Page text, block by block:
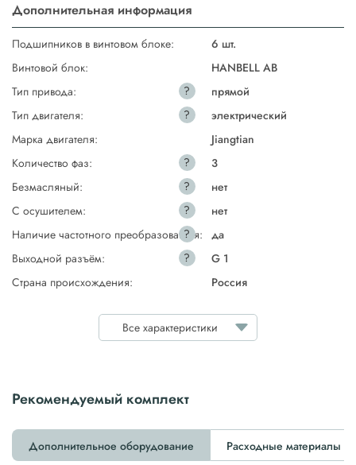
Дополнительная информация
Подшипников в винтовом блоке:
6 шт.
Винтовой блок:
HANBELL AB
Тип привода:
?
прямой
Тип двигателя:
?
электрический
Марка двигателя:
Jiangtian
Количество фаз:
?
3
Безмасляный:
?
нет
С осушителем:
?
нет
Наличие частотного преобразователя:
?
да
Выходной разъём:
?
G 1
Страна происхождения:
Россия
Все характеристики
Рекомендуемый комплект
Дополнительное оборудование Расходные материалы